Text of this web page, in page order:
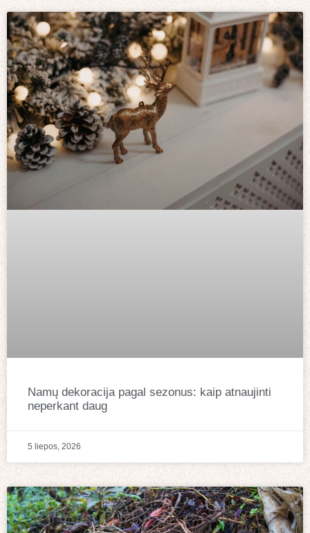
Namų dekoracija pagal sezonus: kaip atnaujinti
neperkant daug
5 liepos, 2026